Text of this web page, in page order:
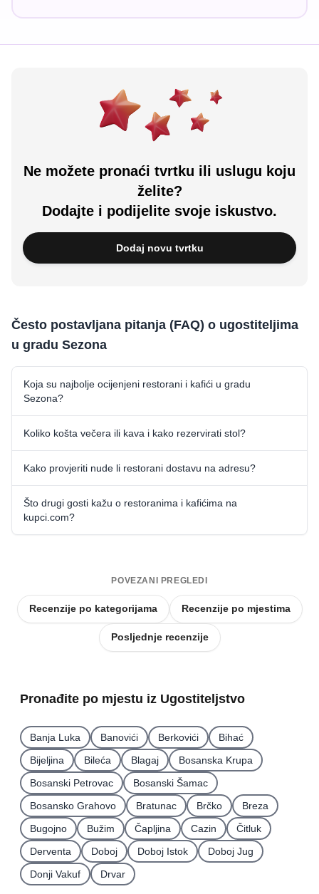
Ne možete pronaći tvrtku ili uslugu koju
želite?
Dodajte i podijelite svoje iskustvo.
Dodaj novu tvrtku
Često postavljana pitanja (FAQ) o ugostiteljima
u gradu Sezona
Koja su najbolje ocijenjeni restorani i kafići u gradu
Sezona?
Koliko košta večera ili kava i kako rezervirati stol?
Kako provjeriti nude li restorani dostavu na adresu?
Što drugi gosti kažu o restoranima i kafićima na
kupci.com?
POVEZANI PREGLEDI
Recenzije po kategorijama Recenzije po mjestima
Posljednje recenzije
Pronađite po mjestu iz Ugostiteljstvo
Banja Luka Banovići Berkovići
Bihać
Bijeljina
Bileća Blagaj
Bosanska Krupa
Bosanski Petrovac
Bosanski Šamac
Bosansko Grahovo
Bratunac Brčko
Breza
Bugojno
Bužim Čapljina Cazin
Čitluk
Derventa
Doboj Doboj Istok
Doboj Jug
Donji Vakuf
Drvar